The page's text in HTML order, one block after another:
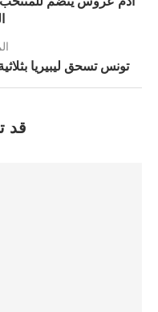
تونس تسحق ليبيريا
قد